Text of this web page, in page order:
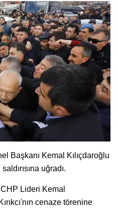
Başkanı Kemal Kılıçdaroğlu
uğradı.
Lideri Kemal
cenaze törenine